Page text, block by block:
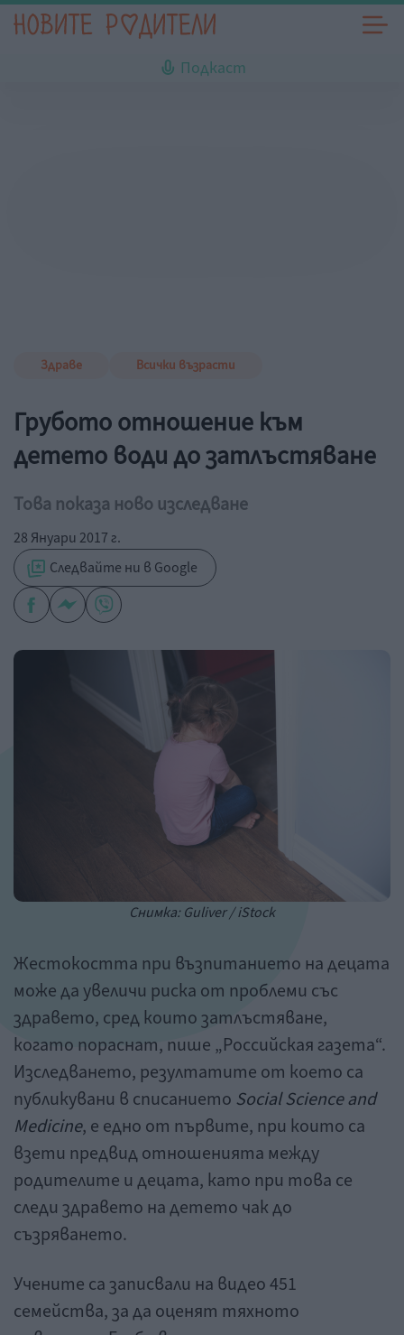
Подкаст
Здраве Всички възрасти
Грубото отношение към
детето води до затлъстяване
Това показа ново изследване
28 Януари 2017 г.
Следвайте ни в Google
Снимка: Guliver / iStock
Жестокостта при възпитанието на децата
може да увеличи риска от проблеми със
здравето, сред които затлъстяване,
когато пораснат, пише „Российская газета“.
Изследването, резултатите от което са
публикувани в списанието Social Science and
Medicine, е едно от първите, при които са
взети предвид отношенията между
родителите и децата, като при това се
следи здравето на детето чак до
съзряването.
Учените са записвали на видео 451
семейства, за да оценят тяхното